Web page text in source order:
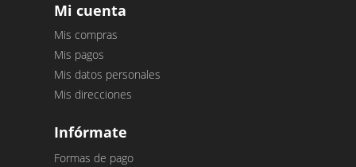
Mi cuenta
Mis compras
Mis pagos
Mis datos personales
Mis direcciones
Infórmate
Formas de pago